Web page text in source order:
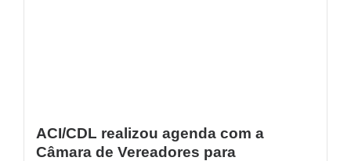
ACI/CDL realizou agenda com a
Câmara de Vereadores para